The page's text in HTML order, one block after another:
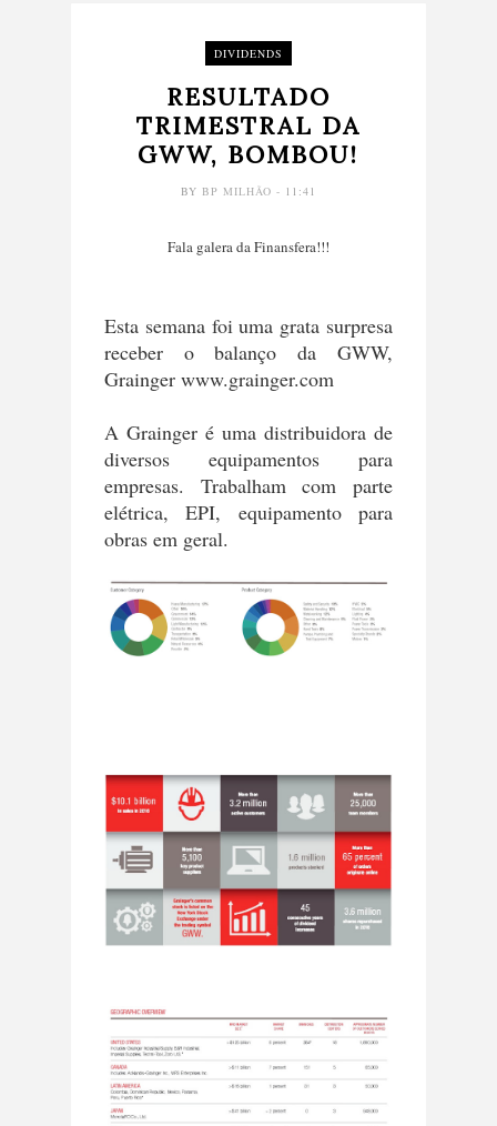
DIVIDENDS
RESULTADO
TRIMESTRAL DA
GWW, BOMBOU!
BY BP MILHÃO - 11:41
Fala galera da Finansfera!!!
Esta semana foi uma grata surpresa
receber o balanço da GWW,
Grainger www.grainger.com
A Grainger é uma distribuidora de
diversos equipamentos para
empresas. Trabalham com parte
elétrica, EPI, equipamento para
obras em geral.